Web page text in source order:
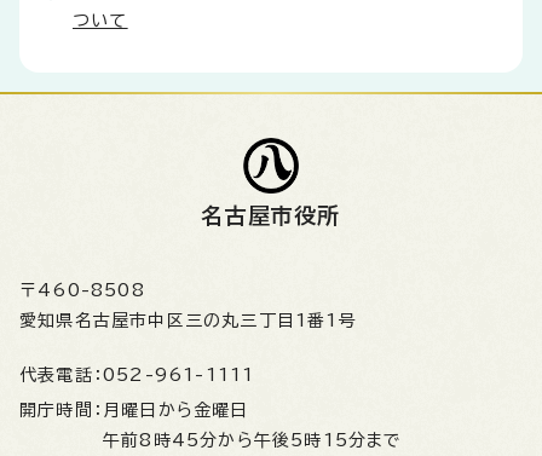
ついて
名古屋市役所
〒460-8508
愛知県名古屋市中区三の丸三丁目1番1号
代表電話： 052-961-1111
開庁時間： 月曜日から金曜日
午前8時45分から午後5時15分まで